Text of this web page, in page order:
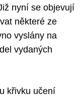
nyní se objevují
některé ze
vyslány na
vydaných
křivku učení